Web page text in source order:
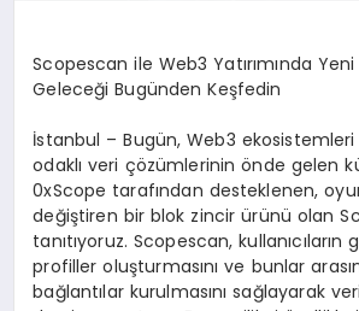
Scopescan ile Web3 Yatırımında
Geleceği Bugünden Keşfedin
İstanbul – Bugün, Web3
odaklı veri çözümlerinin önde gelen
0xScope tarafından desteklenen,
değiştiren bir blok zincir ürünü olan
tanıtıyoruz. Scopescan, kullanıcıların
profiller oluşturmasını ve bunlar
bağlantılar kurulmasını sağlayarak